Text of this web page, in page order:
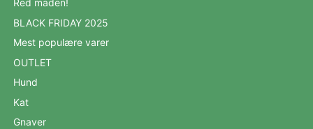
Red maden!
BLACK FRIDAY 2025
Mest populære varer
OUTLET
Hund
Kat
Gnaver